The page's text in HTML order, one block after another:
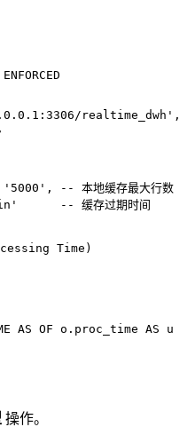
ENFORCED
realtime_dwh' ,
,
'5000' ,
-- 本地缓存最大行数
      -- 缓存过期时间
Time)
AS OF o . proc_time AS u
操作。